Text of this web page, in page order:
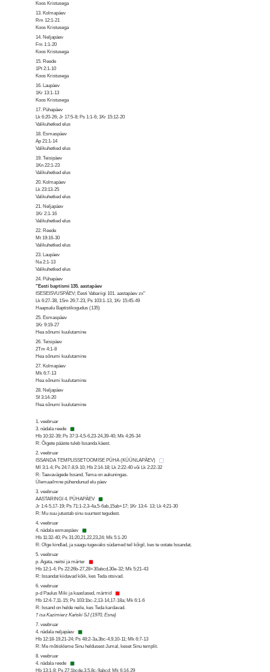
Koos Kristusega
13. Kolmapäev
Rm 12:1-21
Koos Kristusega
14. Neljapäev
Fm 1:1-20
Koos Kristusega
15. Reede
1Pt 2:1-10
Koos Kristusega
16. Laupäev
1Kr 13:1-13
Koos Kristusega
17. Pühapäev
Lk 6:20-26; Jr 17:5-8; Ps 1:1-6; 1Kr 15:12-20
Valikuhetked elus
18. Esmaspäev
Ap 21:1-14
Valikuhetked elus
19. Teisipäev
1Kn 22:1-23
Valikuhetked elus
20. Kolmapäev
Lk 23:13-25
Valikuhetked elus
21. Neljapäev
1Kr 2:1-16
Valikuhetked elus
22. Reede
Mt 19:16-30
Valikuhetked elus
23. Laupäev
Na 2:1-13
Valikuhetked elus
24. Pühapäev
"Eesti baptismi 135. aastapäev
ISESEISVUSPÄEV; Eesti Vabariigi 101. aastapäev zx"
Lk 6:27-38, 1Sm 26:7-23, Ps 103:1-13, 1Kr 15:45-49
Haapsalu Baptistikogudus (135)
25. Esmaspäev
1Kr 9:19-27
Hea sõnumi kuulutamine
26. Teisipäev
2Tm 4:1-8
Hea sõnumi kuulutamine
27. Kolmapäev
Mk 6:7-13
Hea sõnumi kuulutamine
28. Neljapäev
Sf 3:14-20
Hea sõnumi kuulutamine
1. veebruar
3. nädala reede
Hb 10:32-39; Ps 37:3-4,5-6,23-24,39-40; Mk 4:26-34
R: Õigete pääste tuleb Issanda käest.
2. veebruar
ISSANDA TEMPLISSETOOMISE PÜHA (KÜÜNLAPÄEV)
Ml 3:1-4; Ps 24:7-8,9-10; Hb 2:14-18; Lk 2:22-40 või Lk 2:22-32
R: Taevavägede Issand, Tema on aukuningas.
Ülemaailmne pühendunud elu päev
3. veebruar
AASTARINGI 4. PÜHAPÄEV
Jr 1:4-5,17-19; Ps 71:1-2,3-4a,5-6ab,15ab+17; 1Kr 13:4- 13; Lk 4:21-30
R: Mu suu jutustab sinu suurtest tegudest.
4. veebruar
4. nädala esmaspäev
Hb 11:32-40; Ps 31:20,21,22,23,24; Mk 5:1-20
R: Olge kindlad, ja saagu tugevaks südamed teil kõigil, kes te ootate Issandat.
5. veebruar
p. Agata, neitsi ja märter
Hb 12:1-4; Ps 22:26b-27,28+30abcd,30e-32; Mk 5:21-43
R: Issandat kiidavad kõik, kes Teda otsivad.
6. veebruar
p-d Paulus Miki ja kaaslased, märtrid
Hb 12:4-7,11-15; Ps 103:1bc-2,13-14,17-18a; Mk 6:1-6
R: Issand on helde neile, kes Teda kardavad.
† isa Kazimierz Kański SJ (1970, Esna)
7. veebruar
4. nädala neljapäev
Hb 12:18-19,21-24; Ps 48:2-3a,3bc-4,9,10-11; Mk 6:7-13
R: Me mõtiskleme Sinu heldusest Jumal, keset Sinu templit.
8. veebruar
4. nädala reede
Hb 13:1-8; Ps 27:1bcde,3,5,8c-9abcd; Mk 6:14-29